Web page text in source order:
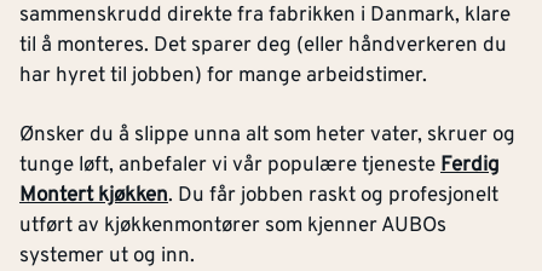
sammenskrudd direkte fra fabrikken i Danmark, klare
til å monteres. Det sparer deg (eller håndverkeren du
har hyret til jobben) for mange arbeidstimer.
Ønsker du å slippe unna alt som heter vater, skruer og
tunge løft, anbefaler vi vår populære tjenesteFerdig
Montert kjøkken. Du får jobben raskt og profesjonelt
utført av kjøkkenmontører som kjenner AUBOs
systemer ut og inn.